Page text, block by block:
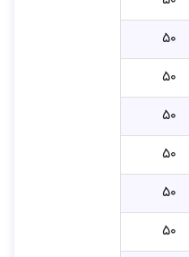
۵۰
۵۰
۵۰
۵۰
۵۰
۵۰